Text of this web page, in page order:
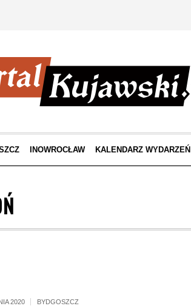
INOWROCŁAW KALENDARZ WYDARZEŃ
2020 BYDGOSZCZ